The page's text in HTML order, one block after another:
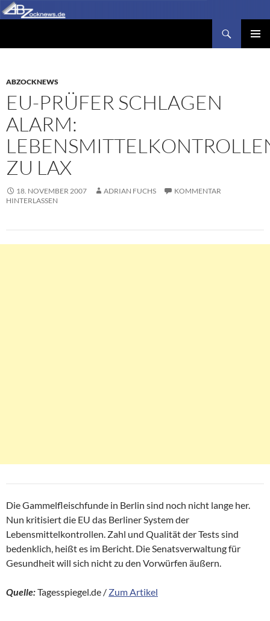
Zum
Inhalt
ABZOCKNEWS
EU-PRÜFER SCHLAGEN
ALARM:
ZU LAX
18. NOVEMBER 2007 ADRIAN FUCHS
KOMMENTAR
HINTERLASSEN
Die Gammelfleischfunde in Berlin sind noch nicht lange her.
Nun kritisiert die EU das Berliner System der
Lebensmittelkontrollen. Zahl und Qualität der Tests sind
bedenklich, heißt es im Bericht. Die Senatsverwaltung für
Gesundheit will sich nicht zu den Vorwürfen äußern.
Quelle:Tagesspiegel.de / Zum Artikel